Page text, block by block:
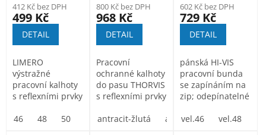
412 Kč bez DPH
499 Kč
DETAIL
LIMERO
výstražné
pracovní kalhoty
s reflexními prvky
46
48 50 54 56 58 60
800 Kč bez DPH
968 Kč
DETAIL
Pracovní
ochranné kalhoty
do pasu THORVIS
s reflexními prvky
antracit-žlutá
antracit-červená
602 Kč bez DPH
729 Kč
DETAIL
pánská HI-VIS
pracovní bunda
se zapínáním na
zip; odepínatelné
vel.46
vel.48